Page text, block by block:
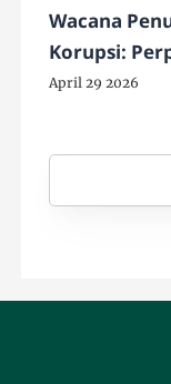
Wacana
Korupsi:
Konstruksi
April 29 2026